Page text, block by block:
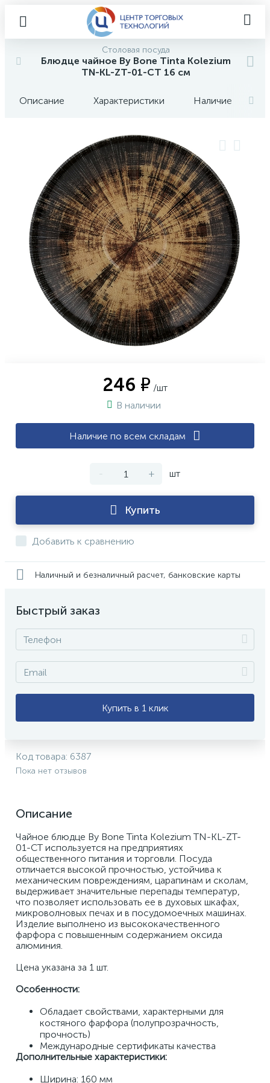
Столовая посуда
Блюдце чайное By Bone Tinta Kolezium
TN-KL-ZT-01-CT 16 см
Описание Характеристики Наличие
246 ₽ /шт
В наличии
Наличие по всем складам
- + шт
Купить
Добавить к сравнению
Наличный и безналичный расчет, банковские карты
Быстрый заказ
Купить в 1 клик
Код товара: 6387
Пока нет отзывов
Описание
Чайное блюдце By Bone Tinta Kolezium TN-KL-ZT-
01-CT используется на предприятиях
общественного питания и торговли. Посуда
отличается высокой прочностью, устойчива к
механическим повреждениям, царапинам и сколам,
выдерживает значительные перепады температур,
что позволяет использовать ее в духовых шкафах,
микроволновых печах и в посудомоечных машинах.
Изделие выполнено из высококачественного
фарфора с повышенным содержанием оксида
алюминия.
Цена указана за 1 шт.
Особенности:
Обладает свойствами, характерными для
костяного фарфора (полупрозрачность,
прочность)
Международные сертификаты качества
Дополнительные характеристики:
Ширина: 160 мм